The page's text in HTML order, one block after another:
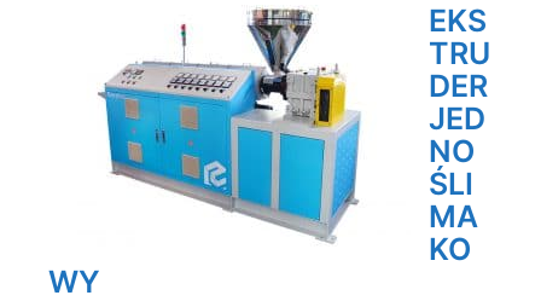
EKS
TRU
DER
JED
NO
ŚLI
MA
KO
WY